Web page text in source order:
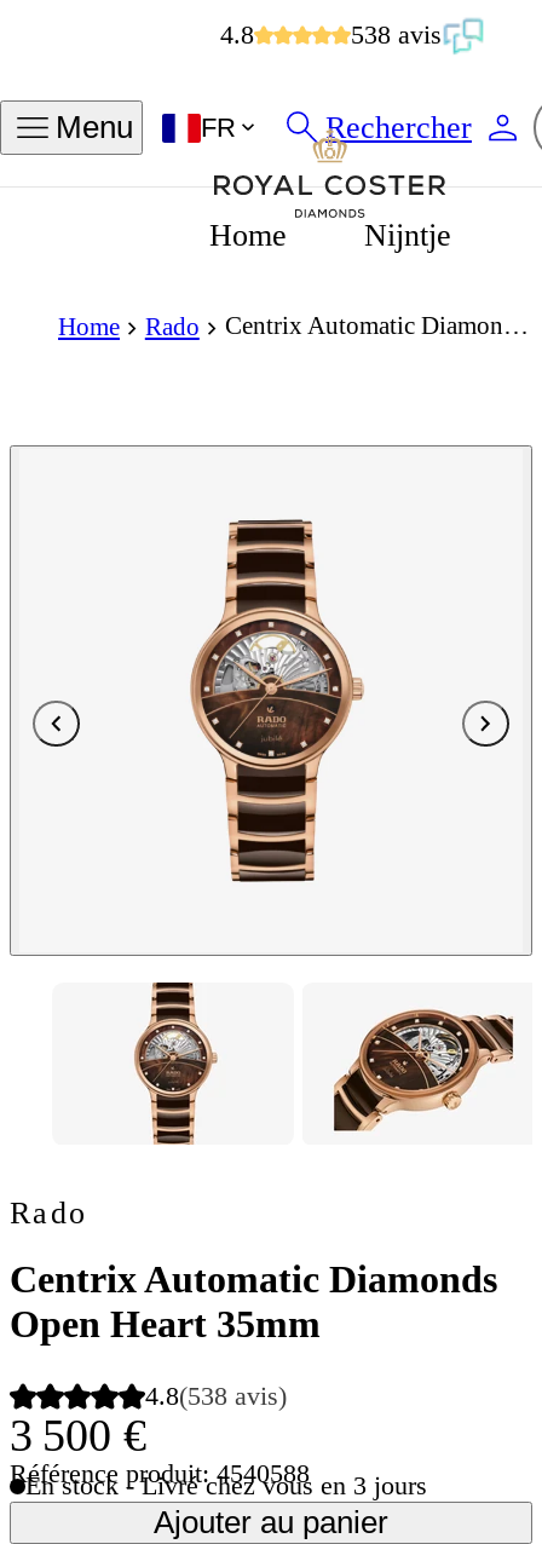
4.8 538 avis
Menu FR Rechercher
Home Nijntje
Home Rado
Rado
Centrix Automatic Diamonds
Open Heart 35mm
4.8(538 avis)
3 500 €
Référence produit: 4540588
En stock - Livré chez vous en 3 jours
Ajouter au panier